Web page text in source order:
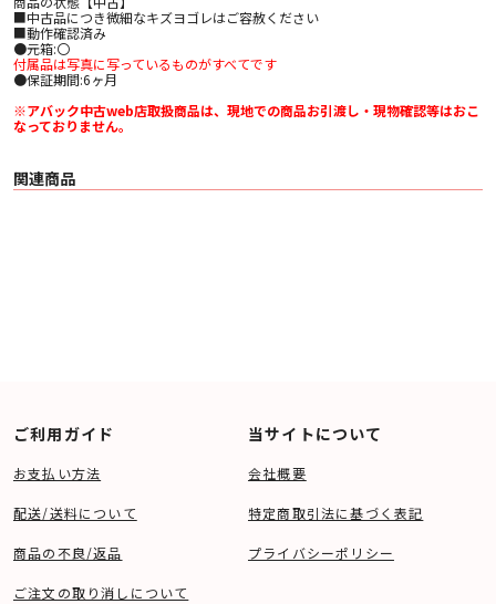
■中古品につき微細なキズヨゴレはご容赦ください
■動作確認済み
●元箱:〇
付属品は写真に写っているものがすべてです
●保証期間:6ヶ月
※アバック中古web店取扱商品は、現地での商品お引渡し・現物確認等はおこ
なっておりません。
関連商品
ご利用ガイド
お支払い方法
配送/送料について
商品の不良/返品
ご注文の取り消しについて
当サイトについて
会社概要
特定商取引法に基づく表記
プライバシーポリシー